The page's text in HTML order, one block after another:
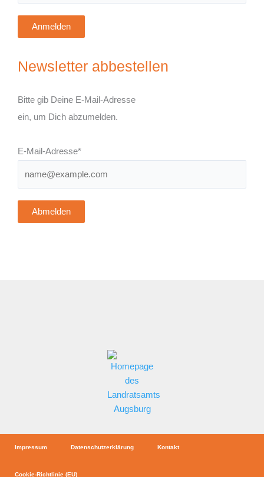
Anmelden
Newsletter abbestellen
Bitte gib Deine E-Mail-Adresse
ein, um Dich abzumelden.
E-Mail-Adresse*
Abmelden
Impressum Datenschutzerklärung Kontakt
Cookie-Richtlinie (EU)